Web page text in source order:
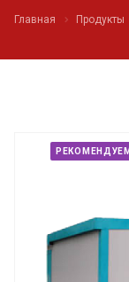
Главная Продукты
РЕКОМЕНДУЕМ